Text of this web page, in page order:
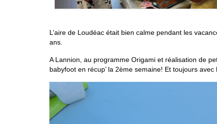
L’aire de Loudéac était bien calme pendant les
ans.
A Lannion, au programme Origami et réalisation de
babyfoot en récup’ la 2ème semaine! Et toujours avec